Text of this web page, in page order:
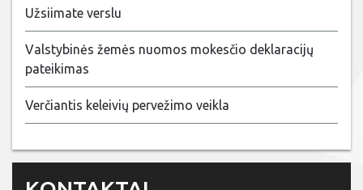
Užsiimate verslu
Valstybinės žemės nuomos mokesčio deklaracijų
pateikimas
Verčiantis keleivių pervežimo veikla